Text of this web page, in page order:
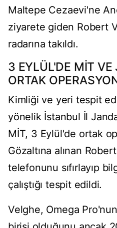
Maltepe Cezaevi'ne
ziyarete giden Robert
radarına takıldı.
3 EYLÜL'DE MİT
ORTAK
Kimliği ve yeri tespit
yönelik İstanbul İl
MİT, 3 Eylül'de ortak
Gözaltına alınan
telefonunu sıfırlayıp
çalıştığı tespit edildi.
Velghe, Omega